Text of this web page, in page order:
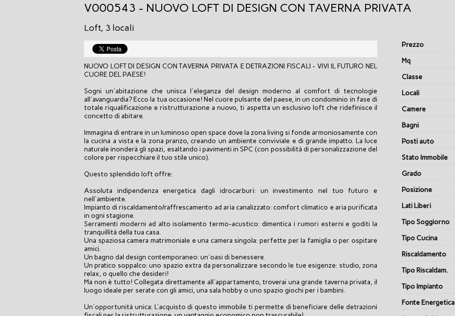
V000543 - NUOVO LOFT DI DESIGN CON TAVERNA PRIVATA
Loft, 3 locali
NUOVO LOFT DI DESIGN CON TAVERNA PRIVATA E DETRAZIONI FISCALI - VIVI IL FUTURO NEL
CUORE DEL PAESE!
Sogni un'abitazione che unisca l'eleganza del design moderno al comfort di tecnologie
all'avanguardia? Ecco la tua occasione! Nel cuore pulsante del paese, in un condominio in fase di
totale riqualificazione e ristrutturazione a nuovo, ti aspetta un esclusivo loft che ridefinisce il
concetto di abitare.
Immagina di entrare in un luminoso open space dove la zona living si fonde armoniosamente con
la cucina a vista e la zona pranzo, creando un ambiente conviviale e di grande impatto. La luce
naturale inonderà gli spazi, esaltando i pavimenti in SPC (con possibilità di personalizzazione del
colore per rispecchiare il tuo stile unico).
Questo splendido loft offre:
Assoluta indipendenza energetica dagli idrocarburi: un investimento nel tuo futuro e
nell'ambiente.
Impianto di riscaldamento/raffrescamento ad aria canalizzato: comfort climatico e aria purificata
in ogni stagione.
Serramenti moderni ad alto isolamento termo-acustico: dimentica i rumori esterni e goditi la
tranquillità della tua casa.
Una spaziosa camera matrimoniale e una camera singola: perfette per la famiglia o per ospitare
amici.
Un bagno dal design contemporaneo: un'oasi di benessere.
Un pratico soppalco: uno spazio extra da personalizzare secondo le tue esigenze: studio, zona
relax, o quello che desideri!
Ma non è tutto! Collegata direttamente all'appartamento, troverai una grande taverna privata, il
luogo ideale per serate con gli amici, una sala hobby o uno spazio giochi per i bambini.
Un'opportunità unica: L'acquisto di questo immobile ti permette di beneficiare delle detrazioni
Prezzo
Mq
Classe
Locali
Camere
Bagni
Posti auto
Stato Immobile
Grado
Posizione
Lati Liberi
Tipo Soggiorno
Tipo Cucina
Riscaldamento
Tipo Riscaldam.
Tipo Impianto
Fonte Energetica